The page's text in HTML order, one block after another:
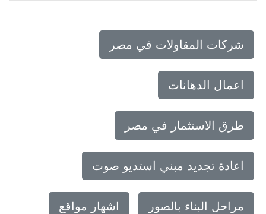
شركات المقاولات في مصر
اعمال الدهانات
طرق الاستثمار في مصر
اعادة تجديد مبني استديو صوت
مراحل البناء بالصور اشهار مواقع